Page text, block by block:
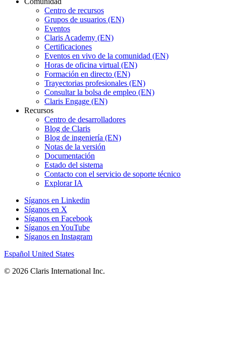
Centro de recursos
Grupos de usuarios (EN)
Eventos
Claris Academy (EN)
Certificaciones
Eventos en vivo de la comunidad (EN)
Horas de oficina virtual (EN)
Formación en directo (EN)
Trayectorias profesionales (EN)
Consultar la bolsa de empleo (EN)
Claris Engage (EN)
Recursos
Centro de desarrolladores
Blog de Claris
Blog de ingeniería (EN)
Notas de la versión
Documentación
Estado del sistema
Contacto con el servicio de soporte técnico
Explorar IA
Síganos en Linkedin
Síganos en X
Síganos en Facebook
Síganos en YouTube
Síganos en Instagram
Español United States
© 2026 Claris International Inc.